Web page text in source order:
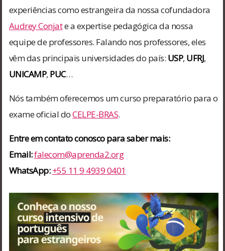
experiências como estrangeira da nossa cofundadora
Audrey Conjate a expertise pedagógica da nossa
equipe de professores. Falando nos professores, eles
vêm das principais universidades do país: USP, UFRJ,
UNICAMP, PUC…
Nós também oferecemos um curso preparatório para o
exame oficial doCELPE-BRAS.
Entre em contato conosco para saber mais:
Email:falecom@aprenda2.org
WhatsApp: +55 11 9 4939 0401